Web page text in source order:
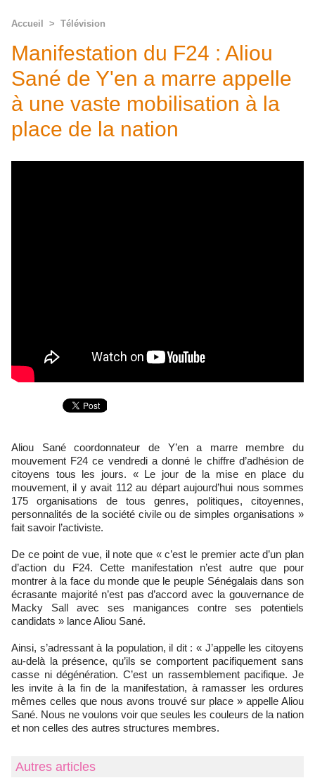
Accueil > Télévision
Manifestation du F24 : Aliou
Sané de Y'en a marre appelle
à une vaste mobilisation à la
place de la nation
Aliou Sané coordonnateur de Y’en a marre membre du
mouvement F24 ce vendredi a donné le chiffre d’adhésion de
citoyens tous les jours. « Le jour de la mise en place du
mouvement, il y avait 112 au départ aujourd’hui nous sommes
175 organisations de tous genres, politiques, citoyennes,
personnalités de la société civile ou de simples organisations »
fait savoir l’activiste.
De ce point de vue, il note que « c’est le premier acte d’un plan
d’action du F24. Cette manifestation n’est autre que pour
montrer à la face du monde que le peuple Sénégalais dans son
écrasante majorité n’est pas d’accord avec la gouvernance de
Macky Sall avec ses manigances contre ses potentiels
candidats » lance Aliou Sané.
Ainsi, s’adressant à la population, il dit : « J’appelle les citoyens
au-delà la présence, qu’ils se comportent pacifiquement sans
casse ni dégénération. C’est un rassemblement pacifique. Je
les invite à la fin de la manifestation, à ramasser les ordures
mêmes celles que nous avons trouvé sur place » appelle Aliou
Sané. Nous ne voulons voir que seules les couleurs de la nation
et non celles des autres structures membres.
Autres articles